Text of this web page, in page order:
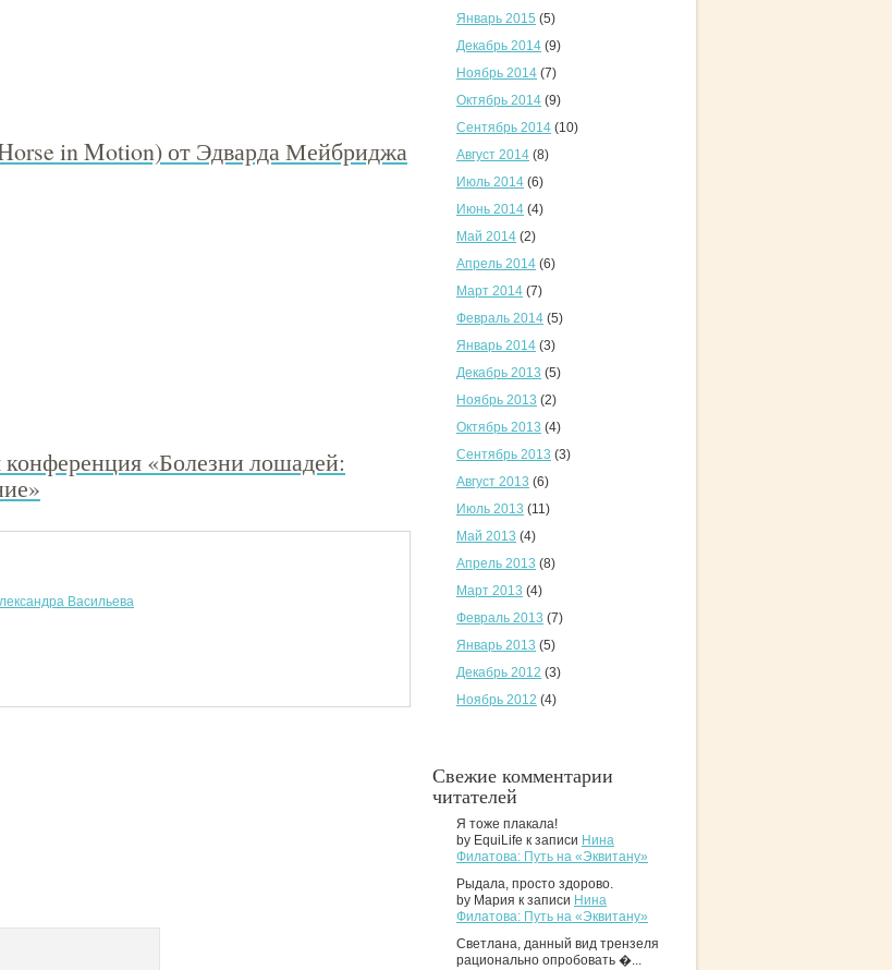
in Motion) от Эдварда Мейбриджа
«Болезни лошадей:
Васильева
Январь 2015 (5)
Декабрь 2014 (9)
Ноябрь 2014 (7)
Октябрь 2014 (9)
Сентябрь 2014 (10)
Август 2014 (8)
Июль 2014 (6)
Июнь 2014 (4)
Май 2014 (2)
Апрель 2014 (6)
Март 2014 (7)
Февраль 2014 (5)
Январь 2014 (3)
Декабрь 2013 (5)
Ноябрь 2013 (2)
Октябрь 2013 (4)
Сентябрь 2013 (3)
Август 2013 (6)
Июль 2013 (11)
Май 2013 (4)
Апрель 2013 (8)
Март 2013 (4)
Февраль 2013 (7)
Январь 2013 (5)
Декабрь 2012 (3)
Ноябрь 2012 (4)
Свежие комментарии
читателей
Я тоже плакала!
by EquiLife к записи Нина
Филатова: Путь на «Эквитану»
Рыдала, просто здорово.
by Мария к записи Нина
Филатова: Путь на «Эквитану»
Светлана, данный вид трензеля
рационально опробовать �...